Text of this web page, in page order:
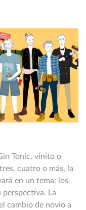
Tonic, vinito o
cuatro o más, la
en un tema: los
perspectiva. La
cambio de novio a